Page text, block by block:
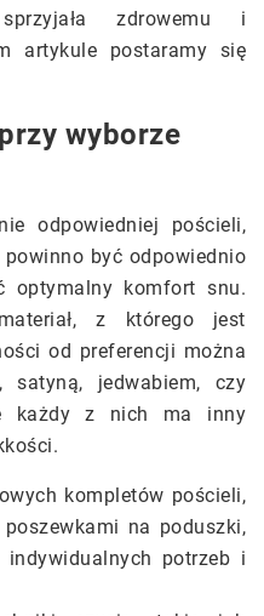
zdrowemu i
artykule postaramy się
wyborze
odpowiedniej pościeli,
być odpowiednio
optymalny komfort snu.
z którego jest
od preferencji można
satyną, jedwabiem, czy
każdy z nich ma inny
kompletów pościeli,
na poduszki,
potrzeb i